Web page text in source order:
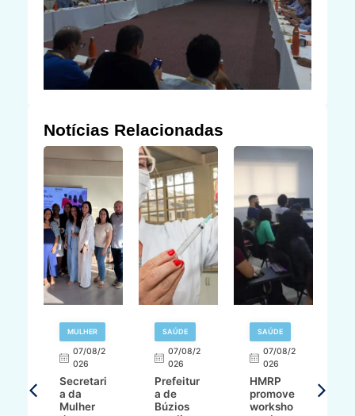
Notícias Relacionadas
MULHER
07/08/2
026
Secretari
a da
Mulher
SAÚDE
07/08/2
026
Prefeitur
a de
Búzios
SAÚDE
07/08/2
026
HMRP
promove
worksho